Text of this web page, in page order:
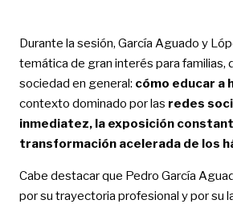
Durante la sesión, García Aguado y
temática de gran interés para familias,
sociedad en general: cómo educar a
contexto dominado por las redes
inmediatez, la exposición
transformación acelerada de los
Cabe destacar que Pedro García
por su trayectoria profesional y por su